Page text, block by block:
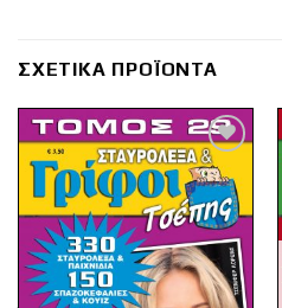
ΣΧΕΤΙΚΆ ΠΡΟΪΌΝΤΑ
Πρόσθήκη
στην λίστα
επιθυμιών